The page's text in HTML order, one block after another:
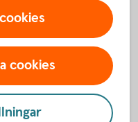
cookies